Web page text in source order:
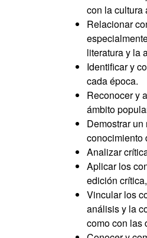
con la cultura
Relacionar
literatura y la
Identificar y
cada época.
Reconocer y
ámbito
Demostrar
conocimiento
Analizar
Aplicar los
edición
Vincular los
análisis y la
como con las